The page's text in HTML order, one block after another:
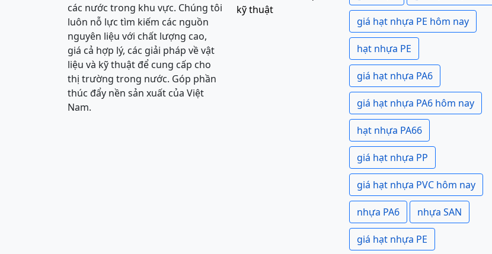
các nước trong khu vực. Chúng tôi
luôn nỗ lực tìm kiếm các nguồn
nguyên liệu với chất lượng cao,
giá cả hợp lý, các giải pháp về vật
liệu và kỹ thuật để cung cấp cho
thị trường trong nước. Góp phần
thúc đẩy nền sản xuất của Việt
Nam.
kỹ thuật
giá hạt nhựa PE hôm nay
hạt nhựa PE
giá hạt nhựa PA6
giá hạt nhựa PA6 hôm nay
hạt nhựa PA66
giá hạt nhựa PP
giá hạt nhựa PVC hôm nay
nhựa PA6 nhựa SAN
giá hạt nhựa PE